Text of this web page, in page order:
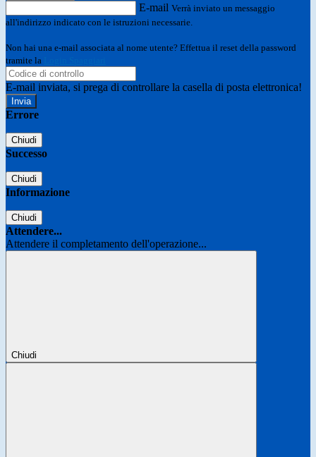
E-mail Verrà inviato un messaggio
all'indirizzo indicato con le istruzioni necessarie.
Non hai una e-mail associata al nome utente? Effettua il reset della password
tramite la
E-mail inviata, si prega di controllare la casella di posta elettronica!
Errore
Chiudi
Successo
Chiudi
Informazione
Chiudi
Attendere...
Attendere il completamento dell'operazione...
Chiudi